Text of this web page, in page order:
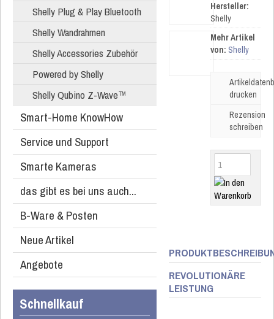
Shelly Plug & Play Bluetooth
Shelly Wandrahmen
Shelly Accessories Zubehör
Powered by Shelly
Shelly Qubino Z-Wave™
Smart-Home KnowHow
Service und Support
Smarte Kameras
das gibt es bei uns auch...
B-Ware & Posten
Neue Artikel
Angebote
Schnellkauf
Hersteller:
Shelly
Mehr Artikel
von: Shelly
drucken
Rezension
schreiben
REVOLUTIONÄRE
LEISTUNG